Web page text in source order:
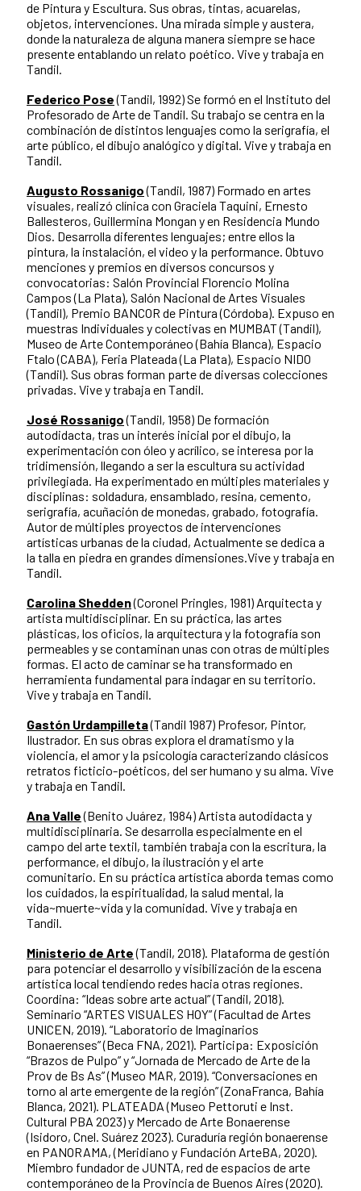
de Pintura y Escultura. Sus obras, tintas, acuarelas,
objetos, intervenciones. Una mirada simple y austera,
donde la naturaleza de alguna manera siempre se hace
presente entablando un relato poético. Vive y trabaja en
Tandil.
Federico Pose(Tandil, 1992) Se formó en el Instituto del
Profesorado de Arte de Tandil. Su trabajo se centra en la
combinación de distintos lenguajes como la serigrafía, el
arte público, el dibujo analógico y digital. Vive y trabaja en
Tandil.
Augusto Rossanigo(Tandil, 1987) Formado en artes
visuales, realizó clínica con Graciela Taquini, Ernesto
Ballesteros, Guillermina Mongan y en Residencia Mundo
Dios. Desarrolla diferentes lenguajes; entre ellos la
pintura, la instalación, el video y la performance. Obtuvo
menciones y premios en diversos concursos y
convocatorias: Salón Provincial Florencio Molina
Campos (La Plata), Salón Nacional de Artes Visuales
(Tandil), Premio BANCOR de Pintura (Córdoba). Expuso en
muestras Individuales y colectivas en MUMBAT (Tandil),
Museo de Arte Contemporáneo (Bahía Blanca), Espacio
Ftalo (CABA), Feria Plateada (La Plata), Espacio NIDO
(Tandil). Sus obras forman parte de diversas colecciones
privadas. Vive y trabaja en Tandil.
José Rossanigo(Tandil, 1958) De formación
autodidacta, tras un interés inicial por el dibujo, la
experimentación con óleo y acrílico, se interesa por la
tridimensión, llegando a ser la escultura su actividad
privilegiada. Ha experimentado en múltiples materiales y
disciplinas: soldadura, ensamblado, resina, cemento,
serigrafía, acuñación de monedas, grabado, fotografía.
Autor de múltiples proyectos de intervenciones
artísticas urbanas de la ciudad, Actualmente se dedica a
la talla en piedra en grandes dimensiones.Vive y trabaja en
Tandil.
Carolina Shedden(Coronel Pringles, 1981) Arquitecta y
artista multidisciplinar. En su práctica, las artes
plásticas, los oficios, la arquitectura y la fotografía son
permeables y se contaminan unas con otras de múltiples
formas. El acto de caminar se ha transformado en
herramienta fundamental para indagar en su territorio.
Vive y trabaja en Tandil.
Gastón Urdampilleta(Tandil 1987) Profesor, Pintor,
Ilustrador. En sus obras explora el dramatismo y la
violencia, el amor y la psicología caracterizando clásicos
retratos ficticio-poéticos, del ser humano y su alma. Vive
y trabaja en Tandil.
Ana Valle(Benito Juárez, 1984) Artista autodidacta y
multidisciplinaria. Se desarrolla especialmente en el
campo del arte textil, también trabaja con la escritura, la
performance, el dibujo, la ilustración y el arte
comunitario. En su práctica artística aborda temas como
los cuidados, la espiritualidad, la salud mental, la
vida~muerte~vida y la comunidad. Vive y trabaja en
Tandil.
Ministerio de Arte(Tandil, 2018). Plataforma de gestión
para potenciar el desarrollo y visibilización de la escena
artística local tendiendo redes hacia otras regiones.
Coordina: “Ideas sobre arte actual” (Tandil, 2018).
Seminario “ARTES VISUALES HOY” (Facultad de Artes
UNICEN, 2019). “Laboratorio de Imaginarios
Bonaerenses” (Beca FNA, 2021). Participa: Exposición
“Brazos de Pulpo” y “Jornada de Mercado de Arte de la
Prov de Bs As” (Museo MAR, 2019). “Conversaciones en
torno al arte emergente de la región” (ZonaFranca, Bahía
Blanca, 2021). PLATEADA (Museo Pettoruti e Inst.
Cultural PBA 2023) y Mercado de Arte Bonaerense
(Isidoro, Cnel. Suárez 2023). Curaduría región bonaerense
en PANORAMA, (Meridiano y Fundación ArteBA, 2020).
Miembro fundador de JUNTA, red de espacios de arte
contemporáneo de la Provincia de Buenos Aires (2020).